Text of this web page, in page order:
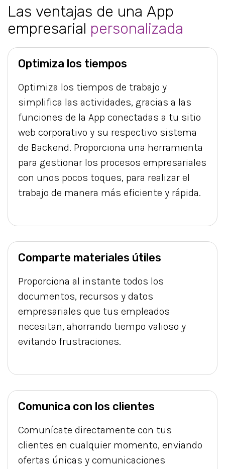
Las ventajas de una App
empresarial personalizada
Optimiza los tiempos
Optimiza los tiempos de trabajo y
simplifica las actividades, gracias a las
funciones de la App conectadas a tu sitio
web corporativo y su respectivo sistema
de Backend. Proporciona una herramienta
para gestionar los procesos empresariales
con unos pocos toques, para realizar el
trabajo de manera más eficiente y rápida.
Comparte materiales útiles
Proporciona al instante todos los
documentos, recursos y datos
empresariales que tus empleados
necesitan, ahorrando tiempo valioso y
evitando frustraciones.
Comunica con los clientes
Comunícate directamente con tus
clientes en cualquier momento, enviando
ofertas únicas y comunicaciones